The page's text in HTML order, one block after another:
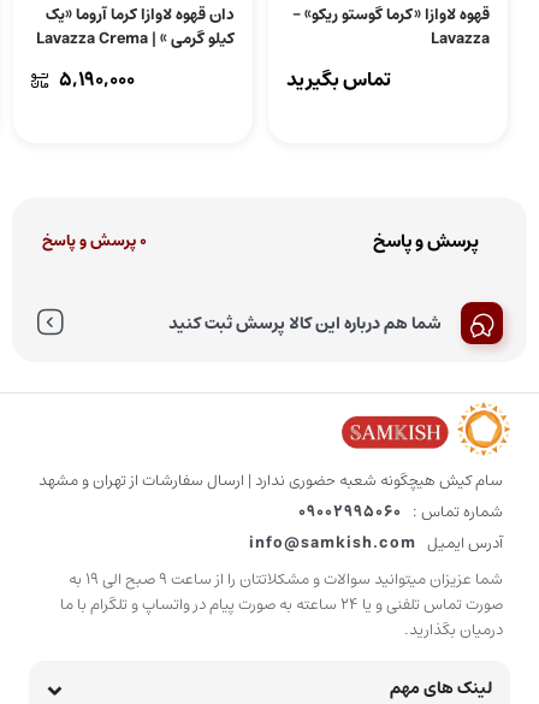
قهوه لاوازا «کرما گوستو ریکو» –
Lavazza
تماس بگیرید
دان قهوه لاوازا کرما آروما «یک
کیلو گرمی » | Lavazza Crema
5,190,000
پرسش و پاسخ 0 پرسش و پاسخ
شما هم درباره این کالا پرسش ثبت کنید
سام کیش هیچگونه شعبه حضوری ندارد | ارسال سفارشات از تهران و مشهد
شماره تماس : 09002995060
آدرس ایمیل info@samkish.com
شما عزیزان میتوانید سوالات و مشکلاتتان را از ساعت 9 صبح الی 19 به
صورت تماس تلفنی و یا 24 ساعته به صورت پیام در واتساپ و تلگرام با ما
درمیان بگذارید.
لینک های مهم